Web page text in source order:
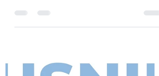
Tontit - Tuusniemi